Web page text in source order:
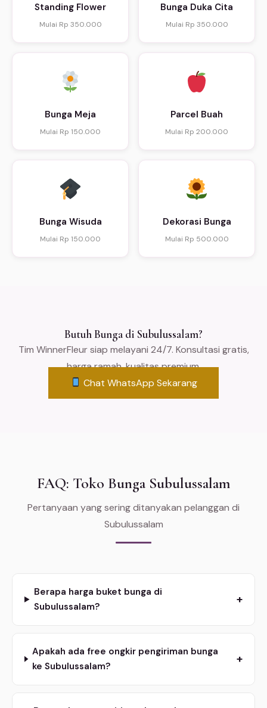
Standing Flower
Mulai Rp 350.000
Bunga Duka Cita
Mulai Rp 350.000
Bunga Meja
Mulai Rp 150.000
Parcel Buah
Mulai Rp 200.000
Bunga Wisuda
Mulai Rp 150.000
Dekorasi Bunga
Mulai Rp 500.000
Butuh Bunga di Subulussalam?
Tim WinnerFleur siap melayani 24/7. Konsultasi gratis,
harga ramah, kualitas premium.
Chat WhatsApp Sekarang
FAQ: Toko Bunga Subulussalam
Pertanyaan yang sering ditanyakan pelanggan di
Subulussalam
Berapa harga buket bunga di
Subulussalam?
+
Apakah ada free ongkir pengiriman bunga
ke Subulussalam?
+